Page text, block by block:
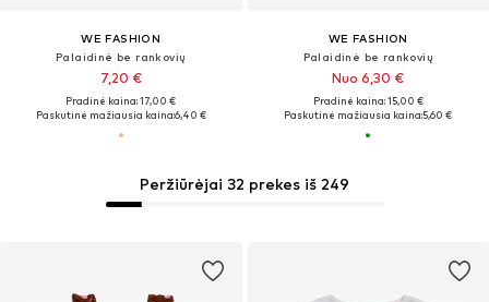
WE FASHION
Palaidinė be rankovių
7,20 €
Pradinė kaina: 17,00 €
Paskutinė mažiausia kaina:6,40 €
WE FASHION
Palaidinė be rankovių
Nuo 6,30 €
Pradinė kaina: 15,00 €
Paskutinė mažiausia kaina:5,60 €
Peržiūrėjai 32 prekes iš 249